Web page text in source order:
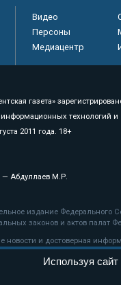
Видео
Персоны
Медиацентр
газета»
технологий и
2011 года. 18+
— Абдуллаев М.Р.
издание
законов и актов палат
новости и достоверная
обязательна.
технологии
Используя